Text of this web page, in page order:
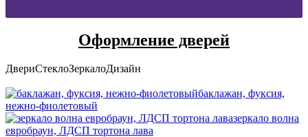
Оформление дверей
ДвериСтеклоЗеркалоДизайн
баклажан, фуксия,
нежно-фиолетовый
зеркало волна
евробраун, ЛДСП тортона лава